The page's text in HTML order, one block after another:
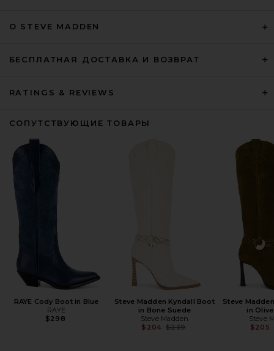
О STEVE MADDEN
БЕСПЛАТНАЯ ДОСТАВКА И ВОЗВРАТ
RATINGS & REVIEWS
СОПУТСТВУЮЩИЕ ТОВАРЫ
RAYE Cody Boot in Blue
RAYE
$298
Steve Madden Kyndall Boot
in Bone Suede
Steve Madden
$204
Previous price:
$239
Steve
in
Steve
$205